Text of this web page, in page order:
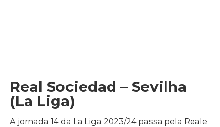
Real Sociedad – Sevilha
(La Liga)
A jornada 14 da La Liga 2023/24 passa pela Reale